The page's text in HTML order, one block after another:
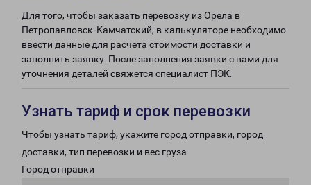
Для того, чтобы заказать перевозку из Орела в
Петропавловск-Камчатский, в калькуляторе необходимо
ввести данные для расчета стоимости доставки и
заполнить заявку. После заполнения заявки с вами для
уточнения деталей свяжется специалист ПЭК.
Узнать тариф и срок перевозки
Чтобы узнать тариф, укажите город отправки, город
доставки, тип перевозки и вес груза.
Город отправки